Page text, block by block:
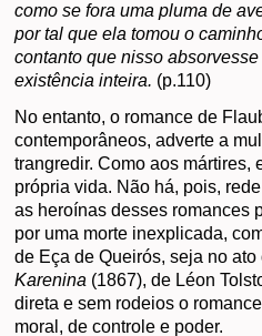
como se fora uma pluma de
por tal que ela tomou o
contanto que nisso
existência inteira. (p.110)
No entanto, o romance de
contemporâneos, adverte a
trangredir. Como aos mártires,
própria vida. Não há, pois,
as heroínas desses romances
por uma morte inexplicada,
de Eça de Queirós, seja no
Karenina (1867), de Léon
direta e sem rodeios o
moral, de controle e poder.